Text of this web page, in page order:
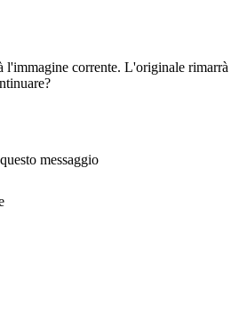
l'immagine corrente. L'originale rimarrà
messaggio